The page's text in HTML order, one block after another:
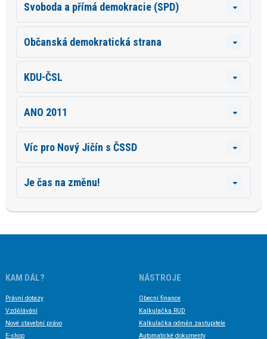
Svoboda a přímá demokracie (SPD)
Občanská demokratická strana
KDU-ČSL
ANO 2011
Víc pro Nový Jičín s ČSSD
Je čas na změnu!
KAM DÁL?
Právní dotazy
Vzdělávání
Nové stavební právo
E-shop
NÁSTROJE
Obecní finance
Kalkulačka RUD
Kalkulačka odměn zastupitele
Automatické dokumenty